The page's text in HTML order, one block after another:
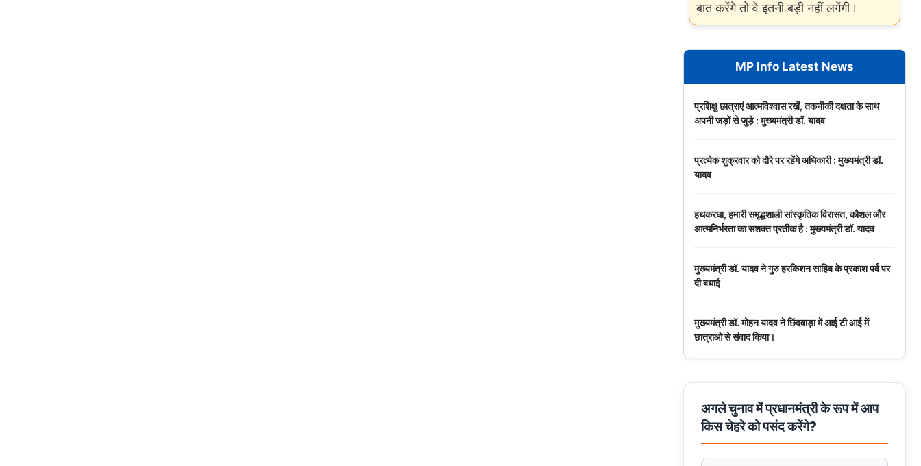
बात करेंगे तो वे इतनी बड़ी नहीं लगेंगी।
MP Info Latest News
प्रशिक्षु छात्राएं आत्मविश्वास रखें, तकनीकी दक्षता के साथ
अपनी जड़ों से जुड़े : मुख्यमंत्री डॉ. यादव
प्रत्येक शुक्रवार को दौरे पर रहेंगे अधिकारी : मुख्यमंत्री डॉ.
यादव
हथकरघा, हमारी समृद्धशाली सांस्कृतिक विरासत, कौशल और
आत्मनिर्भरता का सशक्त प्रतीक है : मुख्यमंत्री डॉ. यादव
मुख्यमंत्री डॉ. यादव ने गुरु हरकिशन साहिब के प्रकाश पर्व पर
दी बधाई
मुख्यमंत्री डॉ. मोहन यादव ने छिंदवाड़ा में आई टी आई में
छात्राओ से संवाद किया।
मुख्यमंत्री डॉ. यादव ने बाबूलाल जैन की पुण्यतिथि पर किया
नमन
अगले चुनाव में प्रधानमंत्री के रूप में आप
किस चेहरे को पसंद करेंगे?